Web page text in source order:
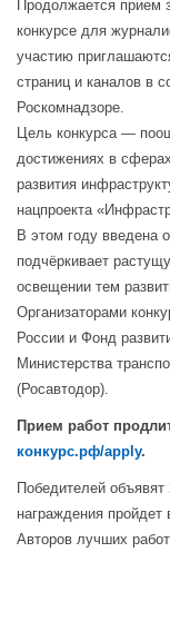
Продолжается прием
конкурсе для
участию
страниц и каналов в
Роскомнадзоре.
Цель конкурса —
достижениях в
развития
нацпроекта
В этом году введена
подчёркивает
освещении тем
Организаторами
России и Фонд
Министерства
(Росавтодор).
Прием работ
конкурс.рф/apply.
Победителей
награждения пройдет
Авторов лучших